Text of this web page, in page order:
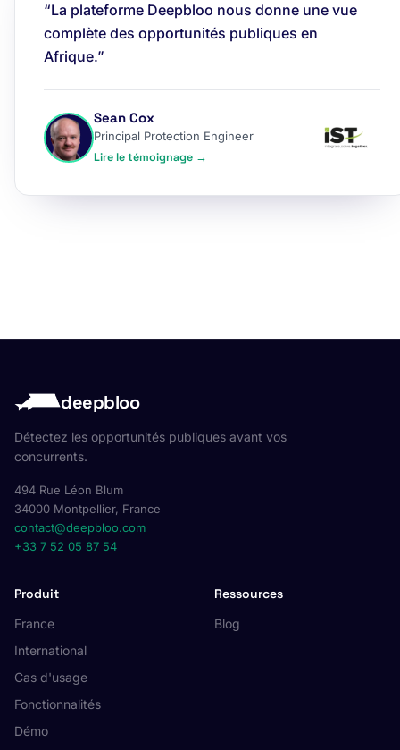
“La plateforme Deepbloo nous donne une vue
complète des opportunités publiques en
Afrique.”
Sean Cox
Principal Protection Engineer
Lire le témoignage →
deepbloo
Détectez les opportunités publiques avant vos
concurrents.
494 Rue Léon Blum
34000 Montpellier, France
contact@deepbloo.com
+33 7 52 05 87 54
Produit
France
International
Cas d'usage
Fonctionnalités
Démo
Ressources
Blog